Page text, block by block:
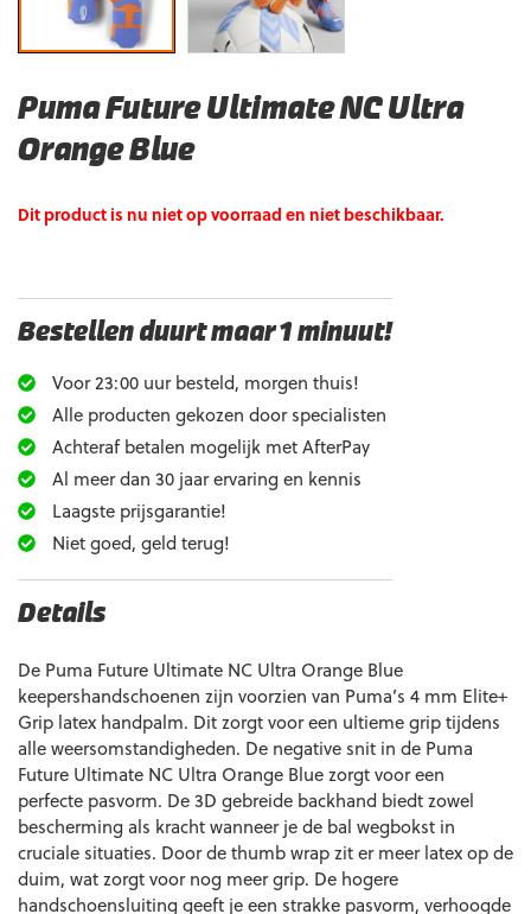
Puma Future Ultimate NC Ultra
Orange Blue
Dit product is nu niet op voorraad en niet beschikbaar.
Bestellen duurt maar 1 minuut!
Voor 23:00 uur besteld, morgen thuis!
Alle producten gekozen door specialisten
Achteraf betalen mogelijk met AfterPay
Al meer dan 30 jaar ervaring en kennis
Laagste prijsgarantie!
Niet goed, geld terug!
Details
De Puma Future Ultimate NC Ultra Orange Blue
keepershandschoenen zijn voorzien van Puma’s 4 mm Elite+
Grip latex handpalm. Dit zorgt voor een ultieme grip tijdens
alle weersomstandigheden. De negative snit in de Puma
Future Ultimate NC Ultra Orange Blue zorgt voor een
perfecte pasvorm. De 3D gebreide backhand biedt zowel
bescherming als kracht wanneer je de bal wegbokst in
cruciale situaties. Door de thumb wrap zit er meer latex op de
duim, wat zorgt voor nog meer grip. De hogere
handschoensluiting geeft je een strakke pasvorm, verhoogde